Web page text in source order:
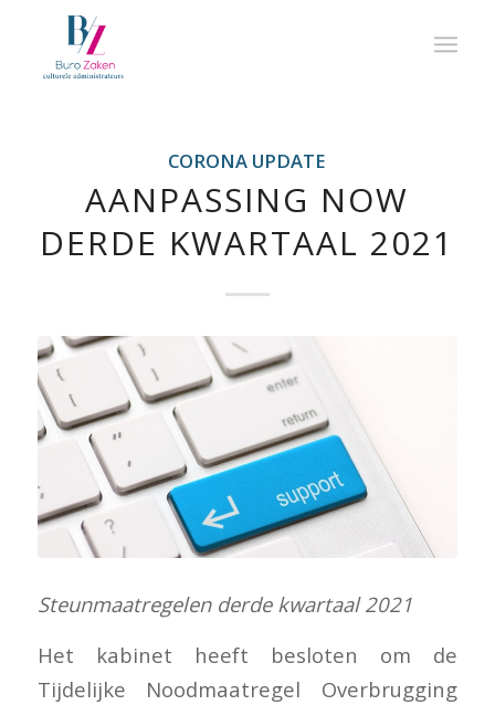
CORONA UPDATE
AANPASSING NOW
DERDE KWARTAAL 2021
Steunmaatregelen derde kwartaal 2021
Het kabinet heeft besloten om de
Tijdelijke Noodmaatregel Overbrugging